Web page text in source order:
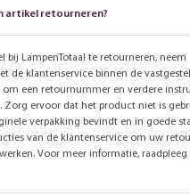
artikel retourneren?
bij LampenTotaal te retourneren, neem
de klantenservice binnen de
een retournummer en verdere
Zorg ervoor dat het product niet is
verpakking bevindt en in goede
van de klantenservice om uw
Voor meer informatie, raadpleeg